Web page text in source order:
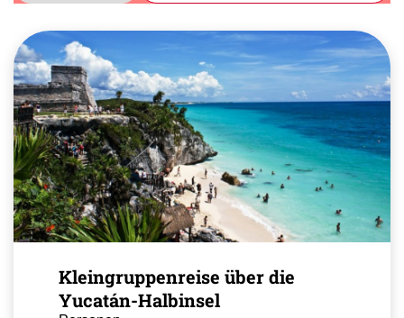
Kleingruppenreise über die
Yucatán-Halbinsel